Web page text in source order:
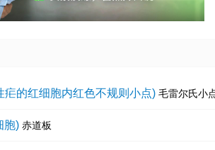
疟的红细胞内红色不规则小点) 毛雷尔氏小
胞) 赤道板